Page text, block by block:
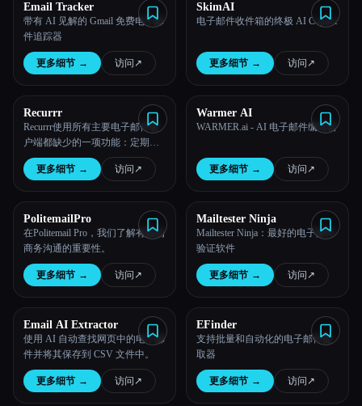
Email Tracker
带有 AI 见解的 Gmail 免费电子邮
件追踪器
更多细节 → 访问 ↗︎
SkimAI
电子邮件收件箱的终极 AI Copilot
更多细节 → 访问 ↗︎
Recurrr
Recurrr使用所有主要电子邮件客
户端都缺少的一项功能：定期发
送电子邮件，帮助专业人员每周
节省时间。
更多细节 → 访问 ↗︎
Warmer AI
WARMER.ai - AI 电子邮件编写器
更多细节 → 访问 ↗︎
PolitemailPro
在Politemail Pro，我们了解有效的
商务沟通的重要性。
更多细节 → 访问 ↗︎
Mailtester Ninja
Mailtester Ninja：最好的电子邮件
验证软件
更多细节 → 访问 ↗︎
Email AI Extractor
使用 AI 自动查找网页中的电子邮
件并将其保存到 CSV 文件中。
更多细节 → 访问 ↗︎
EFinder
支持批量和自动化的电子邮件提
取器
更多细节 → 访问 ↗︎